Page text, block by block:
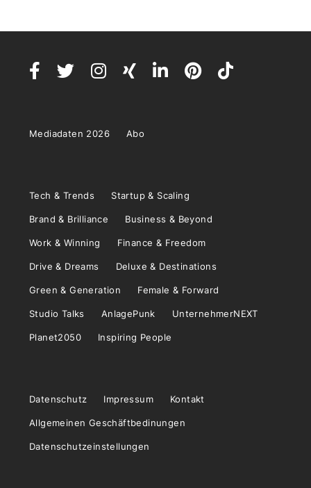
Mediadaten 2026 Abo
Tech & Trends Startup & Scaling
Brand & Brilliance Business & Beyond
Work & Winning Finance & Freedom
Drive & Dreams Deluxe & Destinations
Green & Generation Female & Forward
Studio Talks AnlagePunk UnternehmerNEXT
Planet2050 Inspiring People
Datenschutz Impressum Kontakt
Allgemeinen Geschäftbedinungen
Datenschutzeinstellungen